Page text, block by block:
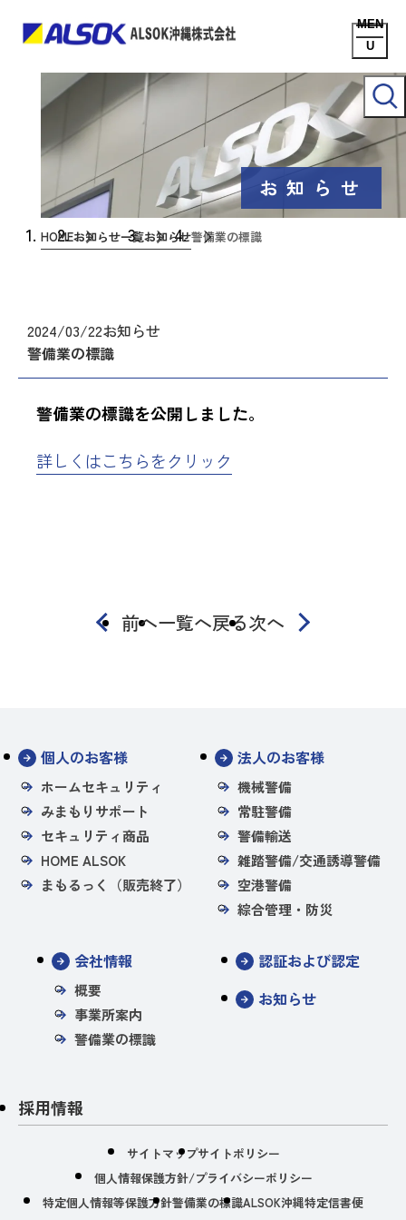
お知らせ
HOMEお知らせ一覧お知らせ警備業の標識
2024/03/22お知らせ
警備業の標識
警備業の標識を公開しました。
詳しくはこちらをクリック
前へ一覧へ戻る次へ
個人のお客様
ホームセキュリティ
みまもりサポート
セキュリティ商品
HOME ALSOK
まもるっく（販売終了）
法人のお客様
機械警備
常駐警備
警備輸送
雑踏警備/交通誘導警備
空港警備
綜合管理・防災
会社情報
概要
事業所案内
警備業の標識
認証および認定
お知らせ
採用情報
サイトマップサイトポリシー
個人情報保護方針/プライバシーポリシー
特定個人情報等保護方針警備業の標識ALSOK沖縄特定信書便